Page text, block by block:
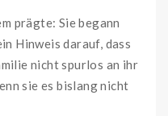
prägte: Sie begann
Hinweis darauf, dass
nicht spurlos an ihr
sie es bislang nicht